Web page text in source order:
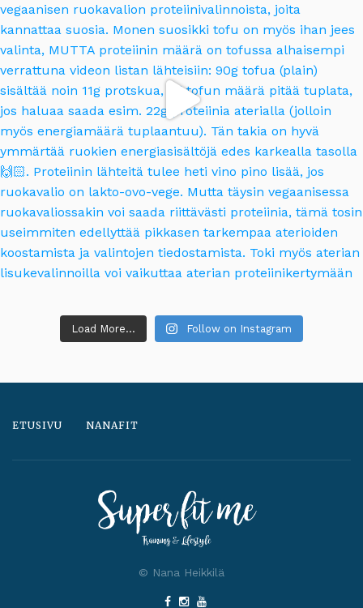
Load More... Follow on Instagram
ETUSIVU NANAFIT
© Nana Heikkilä